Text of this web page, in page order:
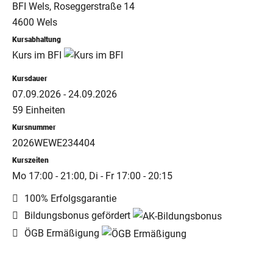
BFI Wels, Roseggerstraße 14
4600 Wels
Kursabhaltung
Kurs im BFI
Kursdauer
07.09.2026 - 24.09.2026
59 Einheiten
Kursnummer
2026WEWE234404
Kurszeiten
Mo 17:00 - 21:00, Di - Fr 17:00 - 20:15
100% Erfolgsgarantie
Bildungsbonus gefördert
ÖGB Ermäßigung